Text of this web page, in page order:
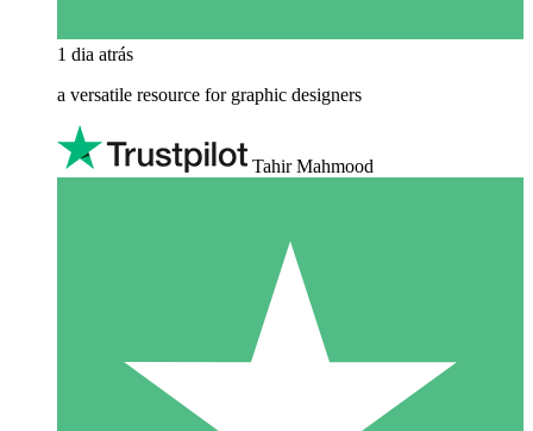
1 dia atrás
a versatile resource for graphic designers
Tahir Mahmood